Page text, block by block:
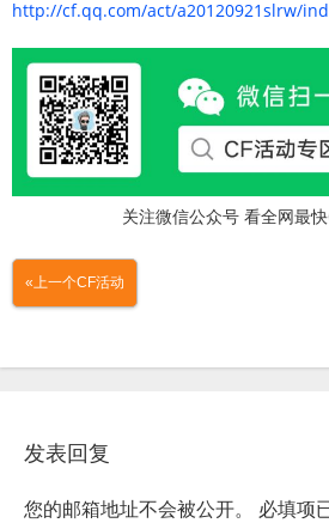
http://cf.qq.com/act/a20120921slrw/
关注微信公众号 看全网最
«上一个CF活动
发表回复
您的邮箱地址不会被公开。 必填项